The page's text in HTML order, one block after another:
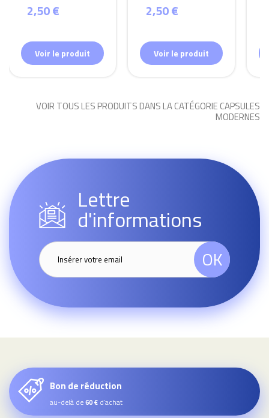
2,50 €
Voir le produit
2,50 €
Voir le produit
VOIR TOUS LES PRODUITS DANS LA CATÉGORIE CAPSULES
MODERNES
Lettre
d'informations
OK
Bon de réduction
au-delà de60 € d’achat